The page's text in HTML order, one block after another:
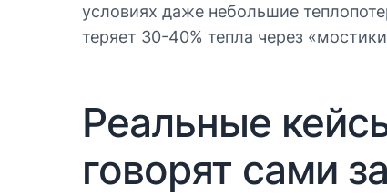
условиях даже небольшие
теряет 30-40% тепла через
Реальные
говорят сами